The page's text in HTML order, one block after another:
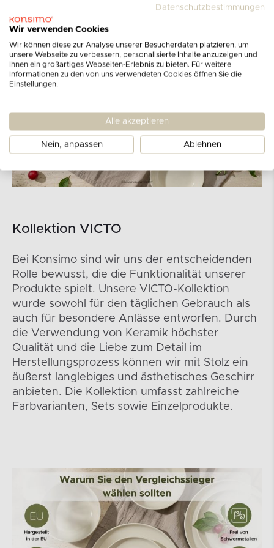
Kollektion VICTO
Bei Konsimo sind wir uns der entscheidenden
Rolle bewusst, die die Funktionalität unserer
Produkte spielt. Unsere VICTO-Kollektion
wurde sowohl für den täglichen Gebrauch als
auch für besondere Anlässe entworfen. Durch
die Verwendung von Keramik höchster
Qualität und die Liebe zum Detail im
Herstellungsprozess können wir mit Stolz ein
äußerst langlebiges und ästhetisches Geschirr
anbieten. Die Kollektion umfasst zahlreiche
Farbvarianten, Sets sowie Einzelprodukte.
Datenschutzbestimmungen
Wir verwenden Cookies
Wir können diese zur Analyse unserer Besucherdaten platzieren, um
unsere Webseite zu verbessern, personalisierte Inhalte anzuzeigen und
Ihnen ein großartiges Webseiten-Erlebnis zu bieten. Für weitere
Informationen zu den von uns verwendeten Cookies öffnen Sie die
Einstellungen.
Alle akzeptieren
Nein, anpassen Ablehnen